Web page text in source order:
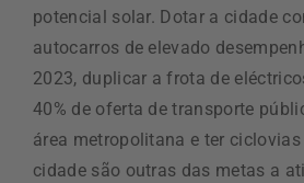
potencial solar. Dotar a cidade
autocarros de elevado
2023, duplicar a frota de
40% de oferta de transporte
área metropolitana e ter
cidade são outras das metas a